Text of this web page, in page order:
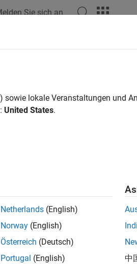
Sie sich an
lokale Veranstaltungen und
United States.
Netherlands (English)
Norway (English)
Österreich (Deutsch)
Portugal (English)
中